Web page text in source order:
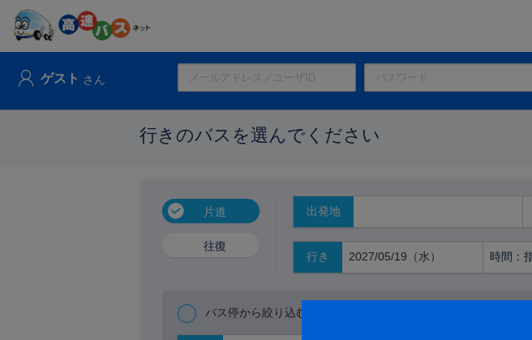
ゲスト さん
行きのバスを選んでください
片道
往復
出発地
行き
バス停から絞り込む